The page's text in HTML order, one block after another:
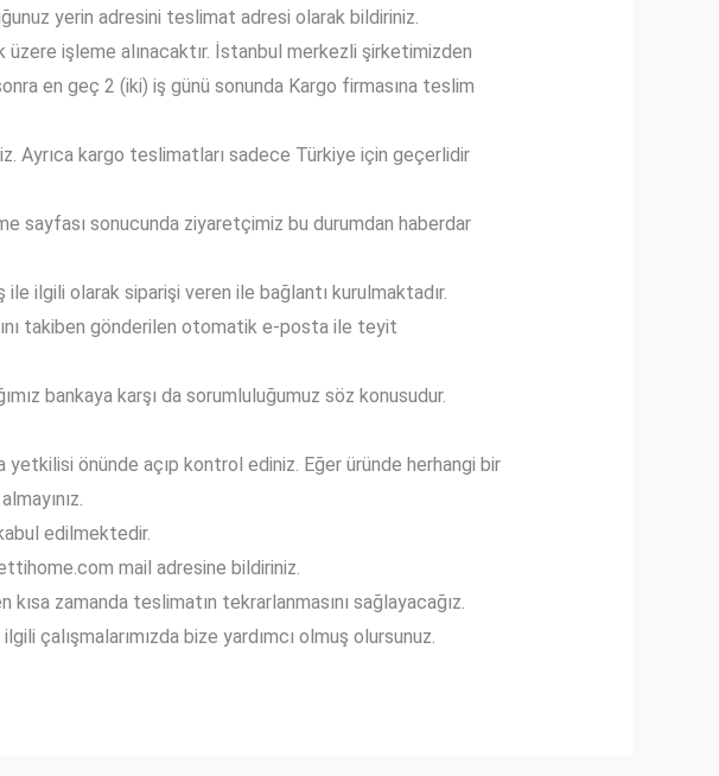
yerin adresini teslimat adresi olarak bildiriniz.
işleme alınacaktır. İstanbul merkezli şirketimizden
en geç 2 (iki) iş günü sonunda Kargo firmasına teslim
Ayrıca kargo teslimatları sadece Türkiye için geçerlidir
sayfası sonucunda ziyaretçimiz bu durumdan haberdar
ilgili olarak siparişi veren ile bağlantı kurulmaktadır.
takiben gönderilen otomatik e-posta ile teyit
bankaya karşı da sorumluluğumuz söz konusudur.
yetkilisi önünde açıp kontrol ediniz. Eğer üründe herhangi bir
edilmektedir.
mail adresine bildiriniz.
zamanda teslimatın tekrarlanmasını sağlayacağız.
çalışmalarımızda bize yardımcı olmuş olursunuz.